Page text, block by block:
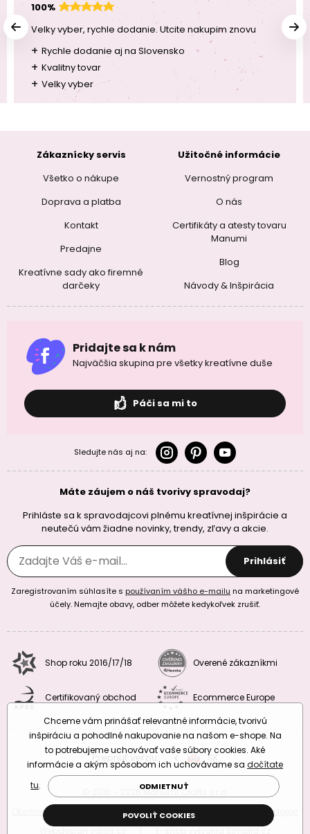
100%
Velky vyber, rychle dodanie. Utcite nakupim znovu
+ Rychle dodanie aj na Slovensko
+ Kvalitny tovar
+ Velky vyber
Zákaznícky servis
Všetko o nákupe
Doprava a platba
Kontakt
Predajne
Kreatívne sady ako firemné
darčeky
Užitočné informácie
Vernostný program
O nás
Certifikáty a atesty tovaru
Manumi
Blog
Návody & Inšpirácia
Pridajte sa k nám
Najväčšia skupina pre všetky kreatívne duše
Páči sa mi to
Sledujte nás aj na:
Máte záujem o náš tvorivy spravodaj?
Prihláste sa k spravodajcovi plnému kreatívnej inšpirácie a
neutečú vám žiadne novinky, trendy, zľavy a akcie.
Prihlásiť
Zaregistrovaním súhlasíte s používaním vášho e-mailu na marketingové
účely. Nemajte obavy, odber môžete kedykoľvek zrušiť.
Shop roku 2016/17/18 Overené zákazníkmi
Certifikovaný obchod Ecommerce Europe
Prepnúť verziu: CZSK
© 2010 – 2026 Manumi Crafts s.r.o.
Obchodné podmienky
Podmienky ochrany osobných údajov
Chceme vám prinášať relevantné informácie, tvorivú
inšpiráciu a pohodlné nakupovanie na našom e-shope. Na
to potrebujeme uchovávať vaše súbory cookies. Aké
informácie a akým spôsobom ich uchovávame sa dočítate
tu. ODMIETNUŤ
POVOLIŤ COOKIES